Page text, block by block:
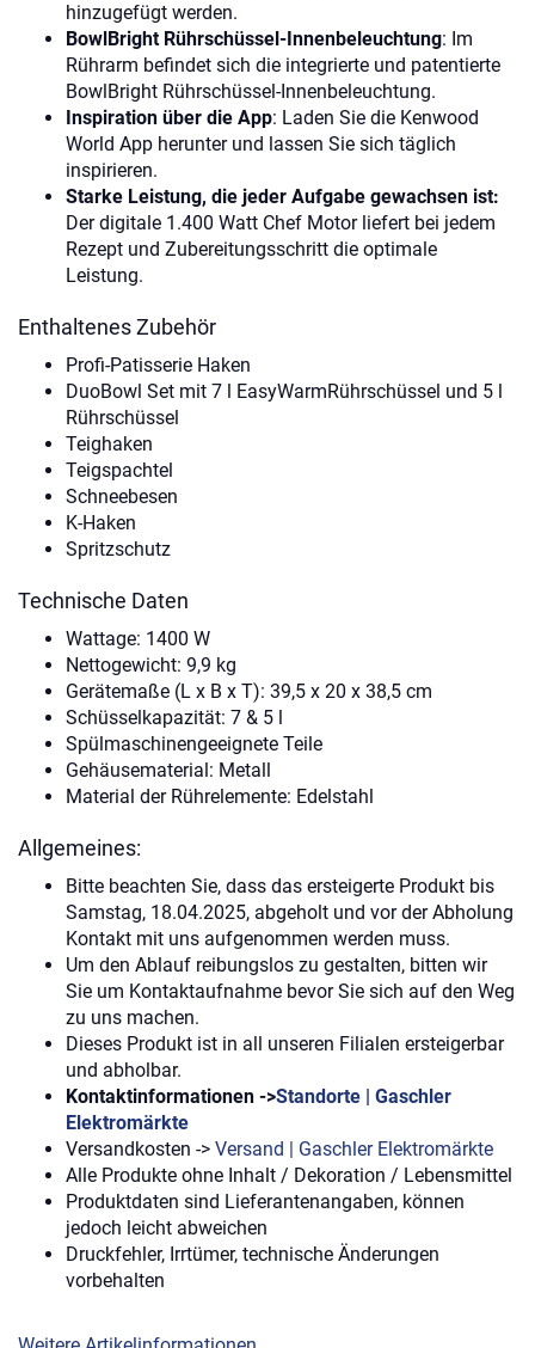
hinzugefügt werden.
BowlBright Rührschüssel-Innenbeleuchtung: Im
Rührarm befindet sich die integrierte und patentierte
BowlBright Rührschüssel-Innenbeleuchtung.
Inspiration über die App: Laden Sie die Kenwood
World App herunter und lassen Sie sich täglich
inspirieren.
Starke Leistung, die jeder Aufgabe gewachsen ist:
Der digitale 1.400 Watt Chef Motor liefert bei jedem
Rezept und Zubereitungsschritt die optimale
Leistung.
Enthaltenes Zubehör
Profi-Patisserie Haken
DuoBowl Set mit 7 l EasyWarmRührschüssel und 5 l
Rührschüssel
Teighaken
Teigspachtel
Schneebesen
K-Haken
Spritzschutz
Technische Daten
Wattage: 1400 W
Nettogewicht: 9,9 kg
Gerätemaße (L x B x T): 39,5 x 20 x 38,5 cm
Schüsselkapazität: 7 & 5 l
Spülmaschinengeeignete Teile
Gehäusematerial: Metall
Material der Rührelemente: Edelstahl
Allgemeines:
Bitte beachten Sie, dass das ersteigerte Produkt bis
Samstag, 18.04.2025, abgeholt und vor der Abholung
Kontakt mit uns aufgenommen werden muss.
Um den Ablauf reibungslos zu gestalten, bitten wir
Sie um Kontaktaufnahme bevor Sie sich auf den Weg
zu uns machen.
Dieses Produkt ist in all unseren Filialen ersteigerbar
und abholbar.
Kontaktinformationen ->Standorte | Gaschler
Elektromärkte
Versandkosten -> Versand | Gaschler Elektromärkte
Alle Produkte ohne Inhalt / Dekoration / Lebensmittel
Produktdaten sind Lieferantenangaben, können
jedoch leicht abweichen
Druckfehler, Irrtümer, technische Änderungen
vorbehalten